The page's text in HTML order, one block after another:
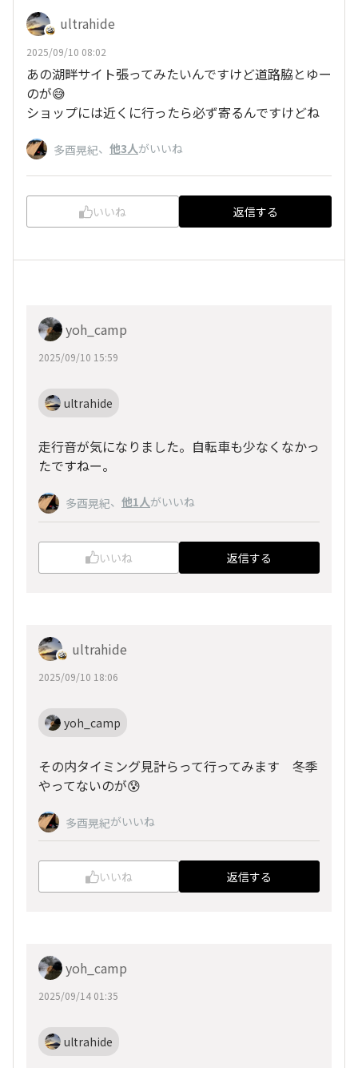
ultrahide
2025/09/10 08:02
あの湖畔サイト張ってみたいんですけど道路脇とゆー
のが😅
ショップには近くに行ったら必ず寄るんですけどね
多酉晃紀、 他3人がいいね
いいね 返信する
yoh_camp
2025/09/10 15:59
ultrahide
走行音が気になりました。自転車も少なくなかっ
たですねー。
多酉晃紀、 他1人がいいね
いいね 返信する
ultrahide
2025/09/10 18:06
yoh_camp
その内タイミング見計らって行ってみます 冬季
やってないのが😰
多酉晃紀がいいね
いいね 返信する
yoh_camp
2025/09/14 01:35
ultrahide